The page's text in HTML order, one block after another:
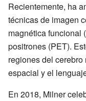
Recientemente, ha
técnicas de imagen
magnética funcional
positrones (PET).
regiones del
espacial y el
En 2018, Milner